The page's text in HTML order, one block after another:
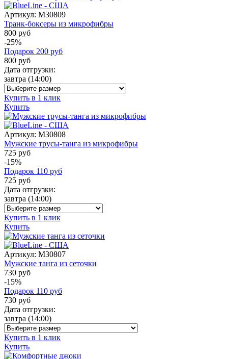
Артикул: M30809
Транк-боксеры из микрофибры
800 руб
-25%
Подарок 200 руб
800 руб
Дата отгрузки:
завтра (14:00)
Купить в 1 клик
Купить
Артикул: M30808
Мужские трусы-танга из микрофибры
725 руб
-15%
Подарок 110 руб
725 руб
Дата отгрузки:
завтра (14:00)
Купить в 1 клик
Купить
Артикул: M30807
Мужские танга из сеточки
730 руб
-15%
Подарок 110 руб
730 руб
Дата отгрузки:
завтра (14:00)
Купить в 1 клик
Купить